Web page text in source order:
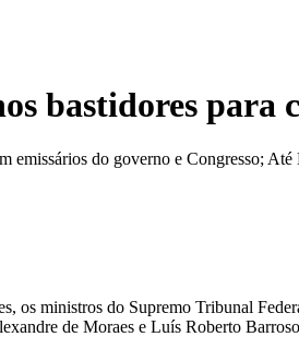
bastidores para
emissários do governo e Congresso;
os ministros do Supremo Tribunal
de Moraes e Luís Roberto